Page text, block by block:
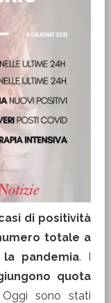
di positività
totale a
pandemia. I
quota
sono stati